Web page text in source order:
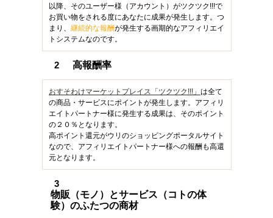
以降、そのユーザー様（アカウント）がツクツク!!!で
お買い物をされる度にあなたに成果が発生します。つ
まり、 継続的な報酬が発生する画期的なアフィリエイ
トシステムなのです。
2 高報酬率
おすそわけマーケットプレイス「ツクツク!!!」 は全て
の商品・サービスにポイントが発生します。アフィリ
エイトパートナー様に発生する成果は、そのポイント
の２０％となります。
高ポイント還元がウリのショッピングポータルサイト
なので、アフィリエイトパートナー様への報酬も高還
元となります。
3
物販（モノ）とサービス（コトの体
験）のふたつの商材